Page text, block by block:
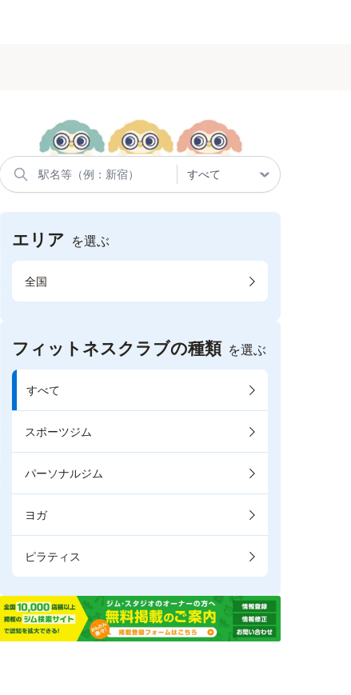
エリア を選ぶ
全国
フィットネスクラブの種類 を選ぶ
すべて
スポーツジム
パーソナルジム
ヨガ
ピラティス